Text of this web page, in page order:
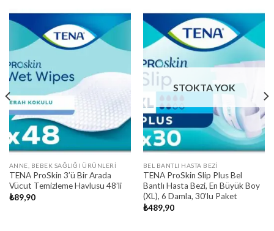
ANNE, BEBEK SAĞLIĞI ÜRÜNLERI
TENA ProSkin 3’ü Bir Arada
Vücut Temizleme Havlusu 48’li
₺89,90
STOKTA YOK
BEL BANTLI HASTA BEZI
TENA ProSkin Slip Plus Bel
Bantlı Hasta Bezi, En Büyük Boy
(XL), 6 Damla, 30’lu Paket
₺489,90